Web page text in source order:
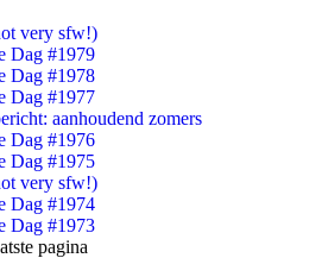
very sfw!)
Dag #1979
Dag #1978
Dag #1977
aanhoudend zomers
Dag #1976
Dag #1975
very sfw!)
Dag #1974
Dag #1973
pagina